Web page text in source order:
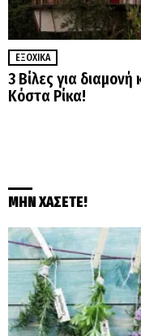
ΕΞΟΧΙΚΆ
3 Βίλες για
Κόστα Ρίκα!
ΜΗΝ ΧΑΣΕΤΕ!